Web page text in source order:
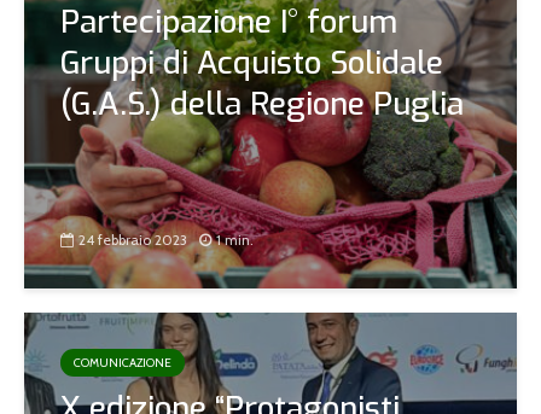
Partecipazione I° forum
Gruppi di Acquisto Solidale
(G.A.S.) della Regione Puglia
24 febbraio 2023 1 min.
COMUNICAZIONE